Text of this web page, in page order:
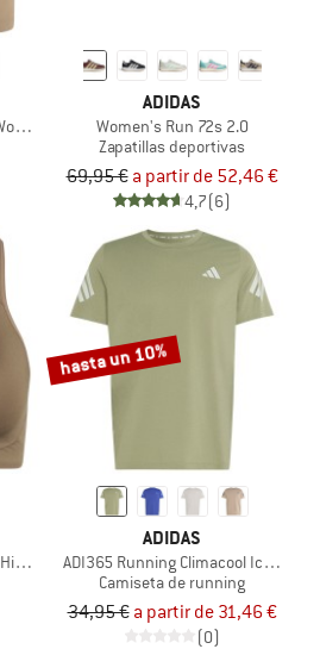
Short
ADIDAS
Women's Run 72s 2.0
Zapatillas deportivas
69,95 € a partir de 52,46 €
4,7(6)
Support Bra
hasta un 10%
ADIDAS
ADI365 Running Climacool Iconic T-
Camiseta de running
34,95 € a partir de 31,46 €
(0)